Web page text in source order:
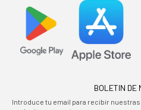
BOLETIN DE
Introduce tu email para recibir